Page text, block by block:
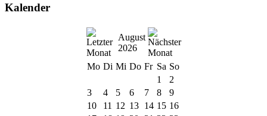
Kalender
August
2026
Mo Di Mi Do Fr Sa So
1
2
3
4 5 6 7 8
9
10
11 12 13 14 15 16